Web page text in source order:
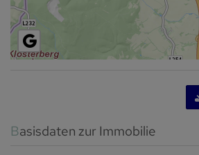
Basisdaten zur Immobilie